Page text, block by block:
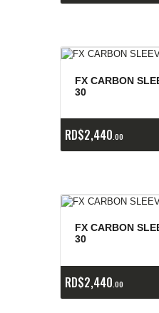
FX CARBON
30
RD$2,440 00
FX CARBON
30
RD$2,440 00